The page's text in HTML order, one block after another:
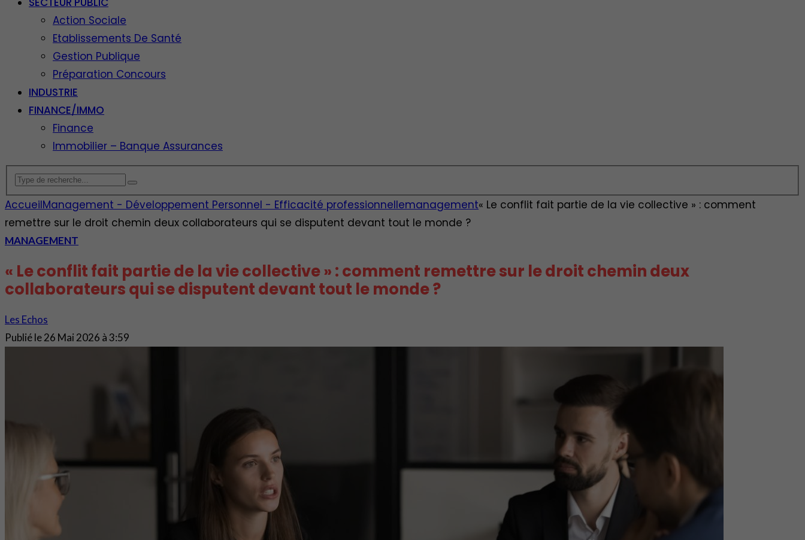
Action Sociale
Etablissements De Santé
Gestion Publique
Préparation Concours
INDUSTRIE
FINANCE/IMMO
Finance
Immobilier – Banque Assurances
AccueilManagement - Développement Personnel - Efficacité professionnellemanagement« Le conflit fait partie de la vie collective » : comment
remettre sur le droit chemin deux collaborateurs qui se disputent devant tout le monde ?
MANAGEMENT
« Le conflit fait partie de la vie collective » : comment remettre sur le droit chemin deux
collaborateurs qui se disputent devant tout le monde ?
Les Echos
Publié le26 Mai 2026 à 3:59